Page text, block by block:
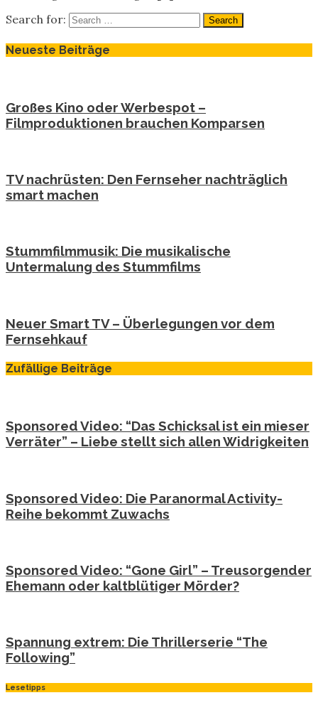
Search for:
Neueste Beiträge
Großes Kino oder Werbespot –
Filmproduktionen brauchen Komparsen
TV nachrüsten: Den Fernseher nachträglich
smart machen
Stummfilmmusik: Die musikalische
Untermalung des Stummfilms
Neuer Smart TV – Überlegungen vor dem
Fernsehkauf
Zufällige Beiträge
Sponsored Video: “Das Schicksal ist ein mieser
Verräter” – Liebe stellt sich allen Widrigkeiten
Sponsored Video: Die Paranormal Activity-
Reihe bekommt Zuwachs
Sponsored Video: “Gone Girl” – Treusorgender
Ehemann oder kaltblütiger Mörder?
Spannung extrem: Die Thrillerserie “The
Following”
Lesetipps